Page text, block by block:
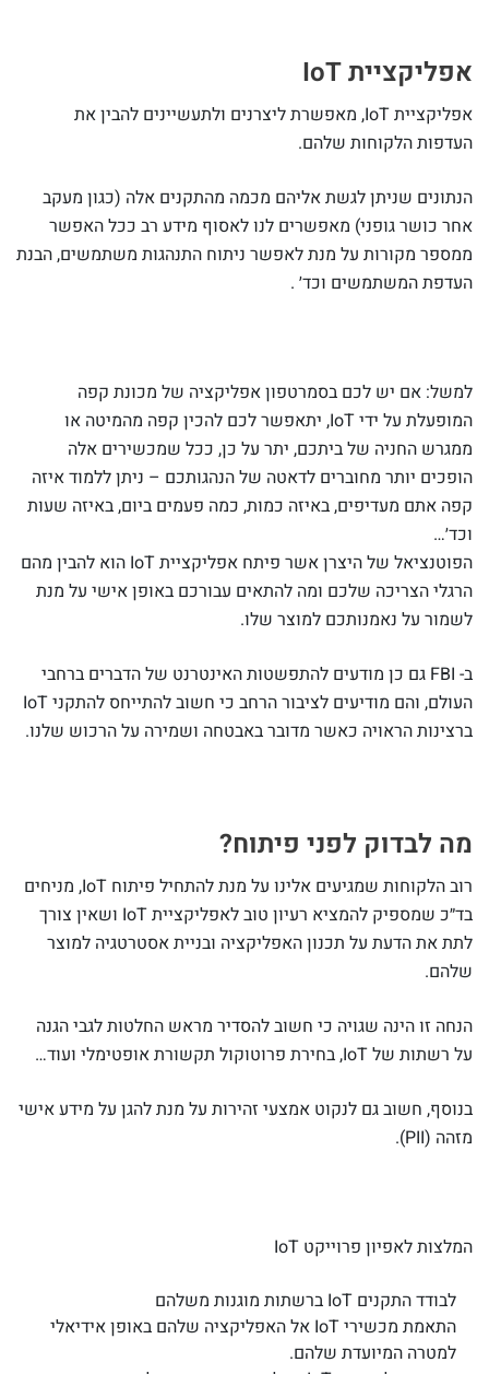
אפליקציית IoT
אפליקציית IoT, מאפשרת ליצרנים ולתעשיינים להבין את
העדפות הלקוחות שלהם.
הנתונים שניתן לגשת אליהם מכמה מהתקנים אלה (כגון מעקב
אחר כושר גופני) מאפשרים לנו לאסוף מידע רב ככל האפשר
ממספר מקורות על מנת לאפשר ניתוח התנהגות משתמשים, הבנת
העדפת המשתמשים וכד׳ .
למשל: אם יש לכם בסמרטפון אפליקציה של מכונת קפה
המופעלת על ידי IoT, יתאפשר לכם להכין קפה מהמיטה או
ממגרש החניה של ביתכם, יתר על כן, ככל שמכשירים אלה
הופכים יותר מחוברים לדאטה של הנהגותכם – ניתן ללמוד איזה
קפה אתם מעדיפים, באיזה כמות, כמה פעמים ביום, באיזה שעות
וכד׳…
הפוטנציאל של היצרן אשר פיתח אפליקציית IoT הוא להבין מהם
הרגלי הצריכה שלכם ומה להתאים עבורכם באופן אישי על מנת
לשמור על נאמנותכם למוצר שלו.
ב- FBI גם כן מודעים להתפשטות האינטרנט של הדברים ברחבי
העולם, והם מודיעים לציבור הרחב כי חשוב להתייחס להתקני IoT
ברצינות הראויה כאשר מדובר באבטחה ושמירה על הרכוש שלנו.
מה לבדוק לפני פיתוח?
רוב הלקוחות שמגיעים אלינו על מנת להתחיל פיתוח IoT, מניחים
בד״כ שמספיק להמציא רעיון טוב לאפליקציית IoT ושאין צורך
לתת את הדעת על תכנון האפליקציה ובניית אסטרטגיה למוצר
שלהם.
הנחה זו הינה שגויה כי חשוב להסדיר מראש החלטות לגבי הגנה
על רשתות של IoT, בחירת פרוטוקול תקשורת אופטימלי ועוד…
בנוסף, חשוב גם לנקוט אמצעי זהירות על מנת להגן על מידע אישי
מזהה (PII).
המלצות לאפיון פרוייקט IoT
לבודד התקנים IoT ברשתות מוגנות משלהם
התאמת מכשירי IoT אל האפליקציה שלהם באופן אידיאלי
למטרה המיועדת שלהם.